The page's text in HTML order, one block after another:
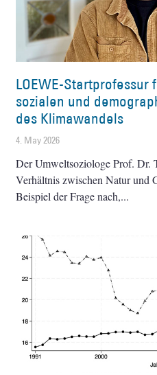
LOEWE-Startprofessur
sozialen und
des Klimawandels
4. May 2026
Der Umweltsoziologe Prof. Dr.
Verhältnis zwischen Natur und
Beispiel der Frage nach,